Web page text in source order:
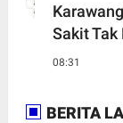
Sakit Tak
08:31
BERITA